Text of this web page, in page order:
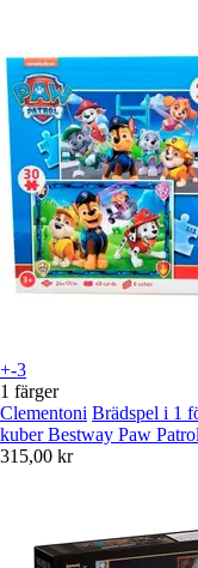
+-3
1 färger
Clementoni Brädspel i 1
kuber Bestway Paw
315,00 kr